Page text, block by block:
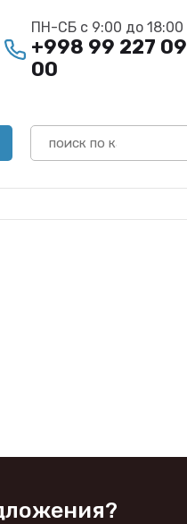
ПН-СБ с 9:00 до 18:00
+998 99 227 09
00